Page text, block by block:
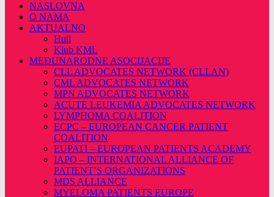
stranicu
NASLOVNA
O NAMA
AKTUALNO
Hull
Klub KML
MEĐUNARODNE ASOCIJACIJE
CLL ADVOCATES NETWORK (CLLAN)
CML ADVOCATES NETWORK
MPN ADVOCATES NETWORK
ACUTE LEUKEMIA ADVOCATES NETWORK
LYMPHOMA COALITION
ECPC – EUROPEAN CANCER PATIENT
COALITION
EUPATI – EUROPEAN PATIENTS ACADEMY
IAPO – INTERNATIONAL ALLIANCE OF
PATIENT’S ORGANIZATIONS
MDS ALLIANCE
MYELOMA PATIENTS EUROPE